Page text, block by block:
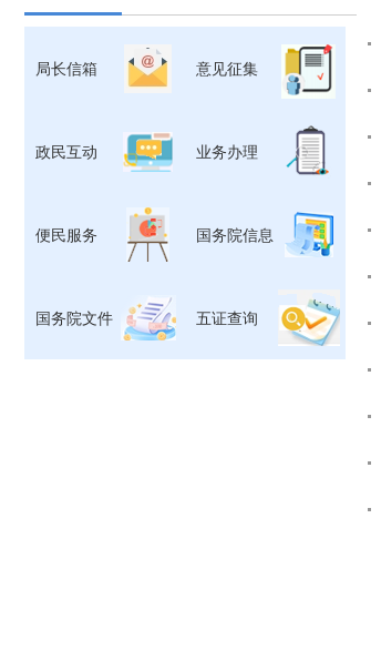
局长信箱 意见征集
政民互动 业务办理
便民服务 国务院信息
国务院文件 五证查询